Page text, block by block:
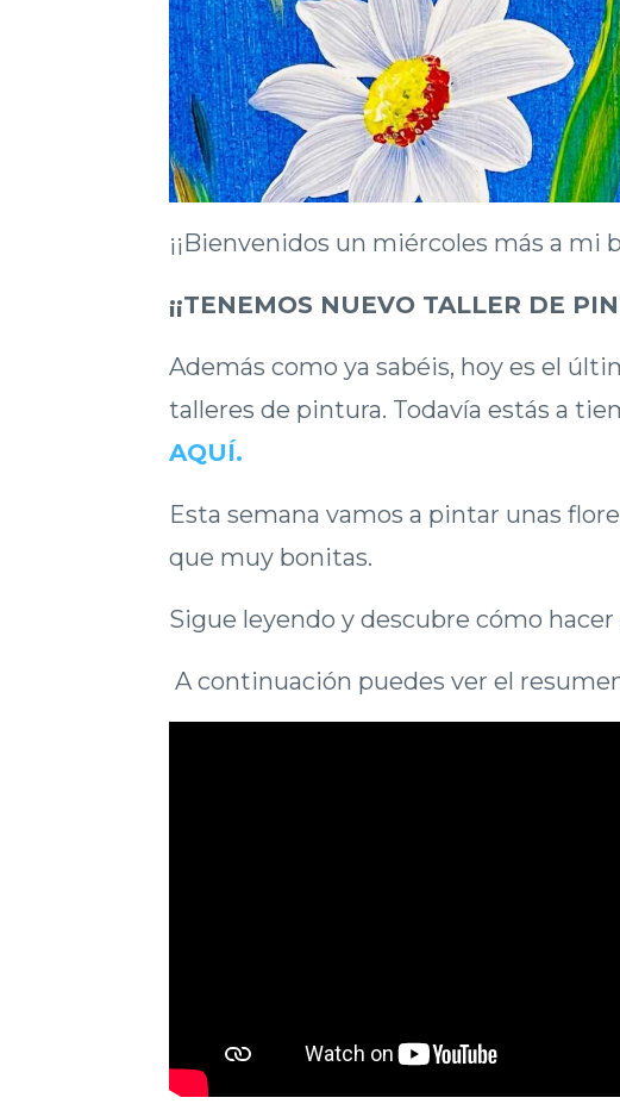
¡¡Bienvenidos un miércoles más a mi
¡¡TENEMOS NUEVO TALLER DE
Además como ya sabéis, hoy es el
talleres de pintura. Todavía estás a
AQUÍ.
Esta semana vamos a pintar unas
que muy bonitas.
Sigue leyendo y descubre cómo
A continuación puedes ver el